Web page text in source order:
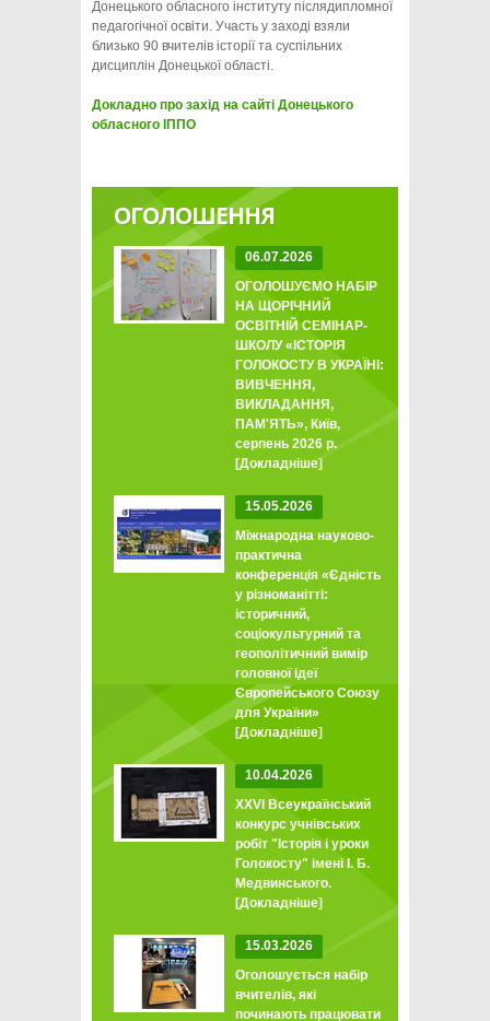
Донецького обласного інституту післядипломної
педагогічної освіти. Участь у заході взяли
близько 90 вчителів історії та суспільних
дисциплін Донецької області.
Докладно про захід на сайті Донецького
обласного ІППО
ОГОЛОШЕННЯ
06.07.2026
ОГОЛОШУЄМО НАБІР
НА ЩОРІЧНИЙ
ОСВІТНІЙ СЕМІНАР-
ШКОЛУ «ІСТОРІЯ
ГОЛОКОСТУ В УКРАЇНІ:
ВИВЧЕННЯ,
ВИКЛАДАННЯ,
ПАМ'ЯТЬ», Київ,
серпень 2026 р.
[Докладніше]
15.05.2026
Міжнародна науково-
практична
конференція «Єдність
у різноманітті:
історичний,
соціокультурний та
геополітичний вимір
головної ідеї
Європейського Союзу
для України»
[Докладніше]
10.04.2026
XXVI Всеукраїнський
конкурс учнівських
робіт "Історія і уроки
Голокосту" імені І. Б.
Медвинського.
[Докладніше]
15.03.2026
Оголошується набір
вчителів, які
починають працювати